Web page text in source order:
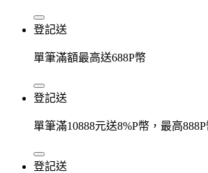
登記送
單筆滿額最高送688P幣
登記送
單筆滿10888元送8%P幣，最高
登記送